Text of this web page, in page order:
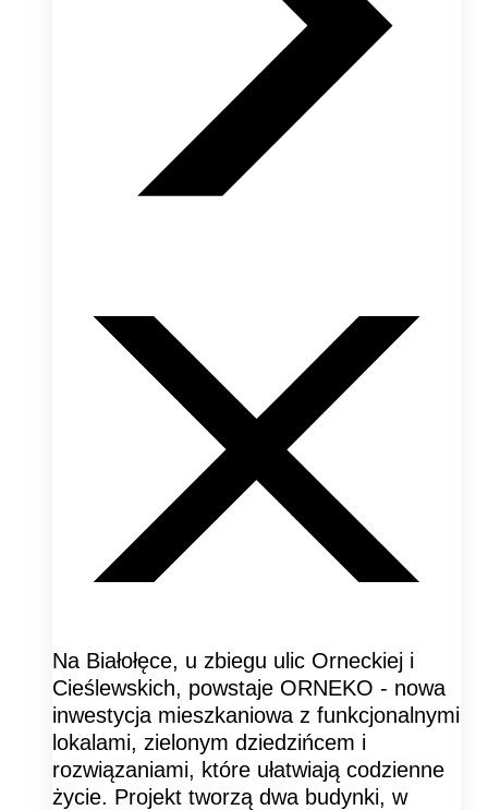
Na Białołęce, u zbiegu ulic Orneckiej i
Cieślewskich, powstaje ORNEKO - nowa
inwestycja mieszkaniowa z funkcjonalnymi
lokalami, zielonym dziedzińcem i
rozwiązaniami, które ułatwiają codzienne
życie. Projekt tworzą dwa budynki, w